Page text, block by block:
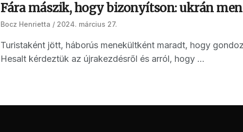
Fára mászik, hogy bizonyítson: ukrán
Bocz Henrietta 2024. március 27.
Turistaként jött, háborús menekültként maradt, hogy
Hesalt kérdeztük az újrakezdésről és arról, hogy ...